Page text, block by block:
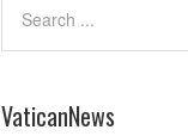
VaticanNews